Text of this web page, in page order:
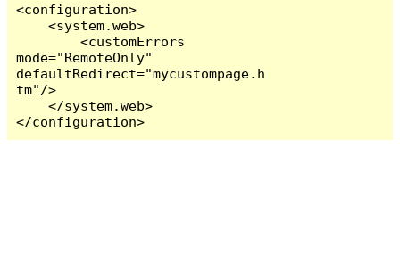
<configuration>
    <system.web>
        <customErrors
mode="RemoteOnly"
defaultRedirect="mycustompage.h
tm"/>
    </system.web>
</configuration>